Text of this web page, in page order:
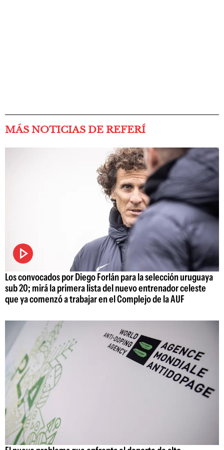
MÁS NOTICIAS DE REFERÍ
Los convocados por Diego Forlán para la selección uruguaya
sub 20; mirá la primera lista del nuevo entrenador celeste
que ya comenzó a trabajar en el Complejo de la AUF